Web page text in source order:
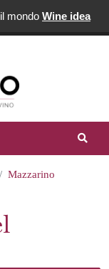
mondo Wine idea
Mazzarino